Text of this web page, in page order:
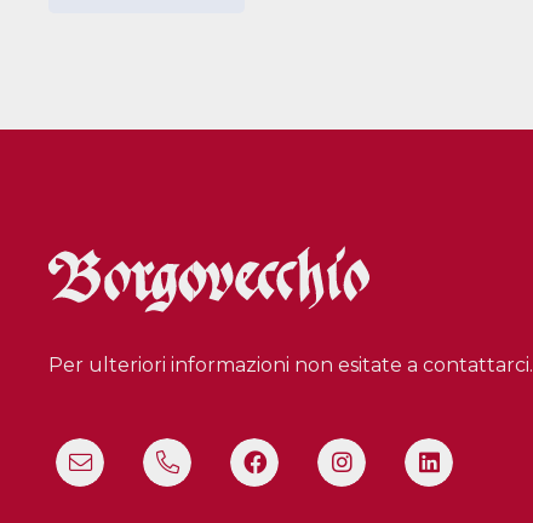
Per ulteriori informazioni non esitate a contattarci.